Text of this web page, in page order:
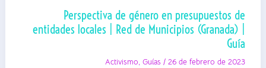
Perspectiva de género en presupuestos de
entidades locales | Red de Municipios (Granada) |
Guía
Activismo,Guías /26 de febrero de 2023